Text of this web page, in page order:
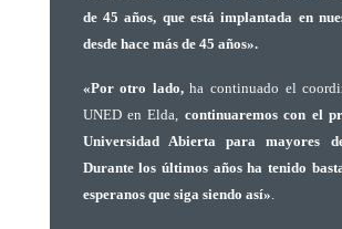
de 45 años, que está implantada en
desde hace más de 45 años».
«Por otro lado,ha continuado el
UNED en Elda, continuaremos con el
Universidad Abierta para mayores
Durante los últimos años ha tenido
esperanos que siga siendo así».